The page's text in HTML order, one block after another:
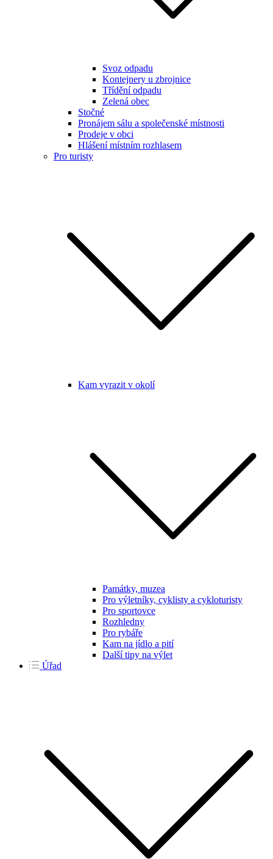
Svoz odpadu
Kontejnery u zbrojnice
Třídění odpadu
Zelená obec
Stočné
Pronájem sálu a společenské místnosti
Prodeje v obci
Hlášení místním rozhlasem
Pro turisty
Kam vyrazit v okolí
Památky, muzea
Pro výletníky, cyklisty a cykloturisty
Pro sportovce
Rozhledny
Pro rybáře
Kam na jídlo a pití
Další tipy na výlet
Úřad